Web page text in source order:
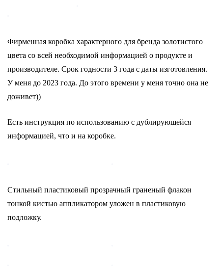
Фирменная коробка характерного для бренда золотистого
цвета со всей необходимой информацией о продукте и
производителе. Срок годности 3 года с даты изготовления.
У меня до 2023 года. До этого времени у меня точно она не
доживет))
Есть инструкция по использованию с дублирующейся
информацией, что и на коробке.
Стильный пластиковый прозрачный граненый флакон
тонкой кистью аппликатором уложен в пластиковую
подложку.